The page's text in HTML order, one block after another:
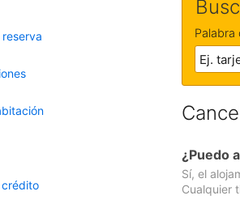
Palabra
¿Puedo
Sí, el
Cualquier